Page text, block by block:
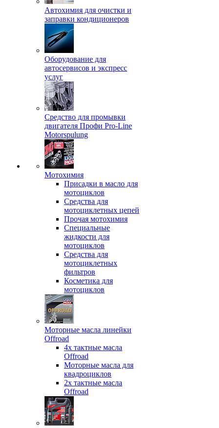
Автохимия для очистки и
заправки кондиционеров
Оборудование для
автосервисов и экспресс
услуг
Средство для промывки
двигателя Профи Pro-Line
Motorspulung
Мотохимия
Присадки в масло для
мотоциклов
Средства для
мотоциклетных цепей
Прочая мотохимия
Специальные
жидкости для
мотоциклов
Средства для
мотоциклетных
фильтров
Косметика для
мотоциклов
Моторные масла линейки
Offroad
4х тактные масла
Offroad
Моторные масла для
квадроциклов
2х тактные масла
Offroad